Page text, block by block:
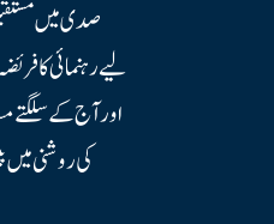
صدی میں
لیے رہنمائی کا
اور آج کے سلگتے
کی روشنی میں